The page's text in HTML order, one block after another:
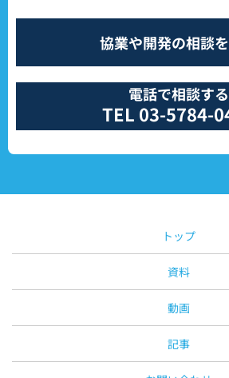
協業や開発の相談
電話で相談する
TEL 03-5784-
トップ
資料
動画
記事